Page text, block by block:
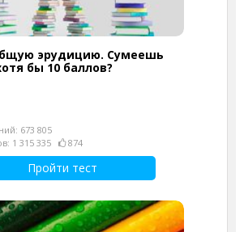
эрудицию. Сумеешь
бы 10 баллов?
673 805
1 315 335
874
Пройти тест